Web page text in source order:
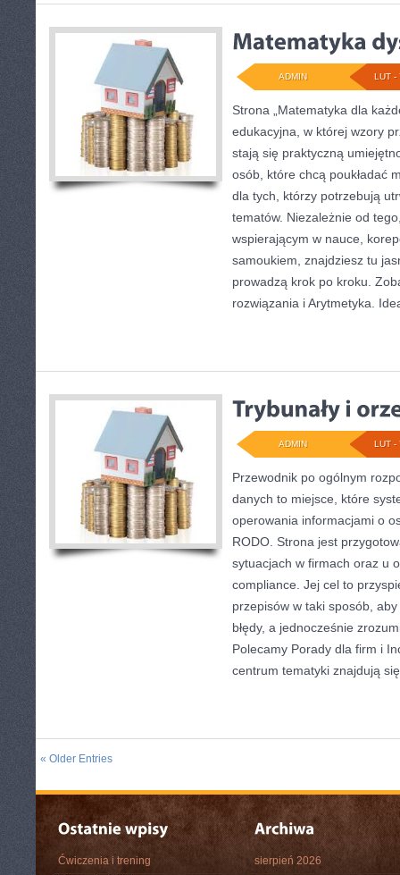
LUT -
ADMIN
Strona „Matematyka dla
edukacyjna, w której wzory
stają się praktyczną
osób, które chcą poukładać
dla tych, którzy potrzebują
tematów. Niezależnie od
wspierającym w nauce,
samoukiem, znajdziesz tu
prowadzą krok po kroku.
rozwiązania i Arytmetyka.
LUT -
ADMIN
Przewodnik po ogólnym
danych to miejsce, które
operowania informacjami o
RODO. Strona jest
sytuacjach w firmach oraz u
compliance. Jej cel to
przepisów w taki sposób, aby
błędy, a jednocześnie
Polecamy Porady dla firm i
centrum tematyki znajdują się
« Older Entries
Ćwiczenia i trening
sierpień 2026